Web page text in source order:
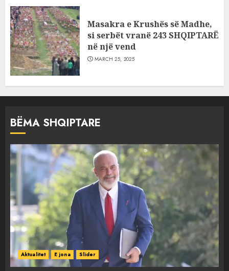
Masakra e Krushës së Madhe,
si serbët vranë 243 SHQIPTARË
në një vend
MARCH 25, 2025
BËMA SHQIPTARE
Aktualitet E jona Slider